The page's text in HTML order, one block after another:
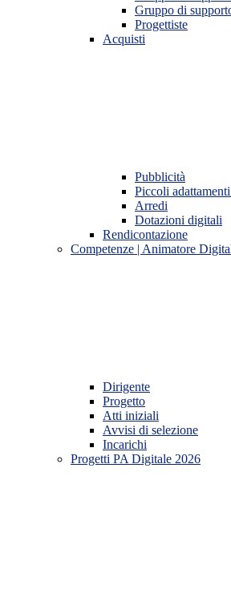
Gruppo di
Progettiste
Acquisti
Pubblicità
Piccoli
Arredi
Dotazioni digitali
Rendicontazione
Competenze | Animatore
Dirigente
Progetto
Atti iniziali
Avvisi di selezione
Incarichi
Progetti PA Digitale 2026